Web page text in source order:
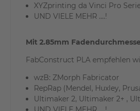
XYZprinting da Vinci Pro
UND VIELE MEHR ....!
Mit 2.85mm
FabConstruct PLA empfehlen
wzB: ZMorph Fabricator
RepRap (Mendel, Huxley,
Ultimaker 2, Ultimaker 2+ ,